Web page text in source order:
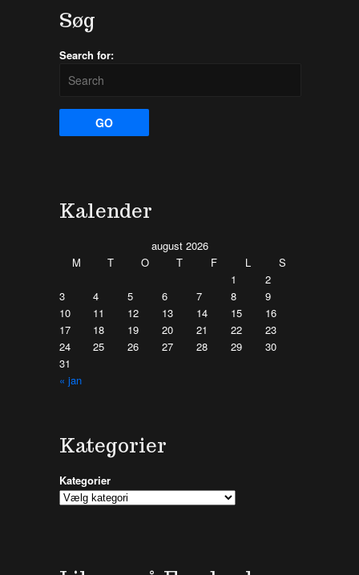
Søg
Search for:
Kalender
august 2026
M
T O T F L S
« jan
1
2
3
4 5 6 7 8
9
10
11 12 13 14 15
16
17
18 19 20 21 22
23
24
25 26 27 28 29
30
31
Kategorier
Kategorier